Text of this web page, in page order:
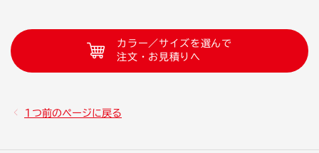
カラー／サイズを選んで
注文・お見積りへ
1つ前のページに戻る